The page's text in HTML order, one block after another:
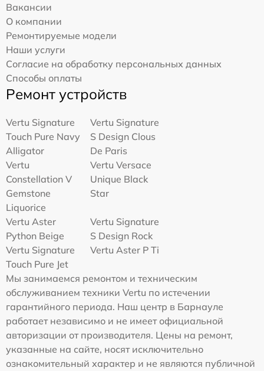
Вакансии
О компании
Ремонтируемые модели
Наши услуги
Согласие на обработку персональных данных
Способы оплаты
Ремонт устройств
Vertu Signature
Touch Pure Navy
Alligator
Vertu Signature
S Design Clous
De Paris
Vertu
Constellation V
Gemstone
Liquorice
Vertu Versace
Unique Black
Star
Vertu Aster
Python Beige
Vertu Signature
S Design Rock
Vertu Signature
Touch Pure Jet
Vertu Aster P Ti
Мы занимаемся ремонтом и техническим
обслуживанием техники Vertu по истечении
гарантийного периода. Наш центр в Барнауле
работает независимо и не имеет официальной
авторизации от производителя. Цены на ремонт,
указанные на сайте, носят исключительно
ознакомительный характер и не являются публичной